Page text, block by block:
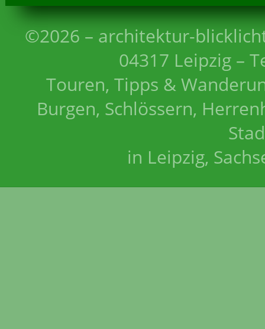
©2026 – architektur-
04317 Leipzig –
Touren, Tipps &
Burgen, Schlössern,
in Leipzig,